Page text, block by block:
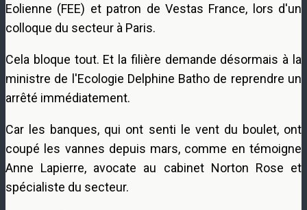
Eolienne (FEE) et patron de Vestas France, lors d'un
colloque du secteur à Paris.
Cela bloque tout. Et la filière demande désormais à la
ministre de l'Ecologie Delphine Batho de reprendre un
arrêté immédiatement.
Car les banques, qui ont senti le vent du boulet, ont
coupé les vannes depuis mars, comme en témoigne
Anne Lapierre, avocate au cabinet Norton Rose et
spécialiste du secteur.